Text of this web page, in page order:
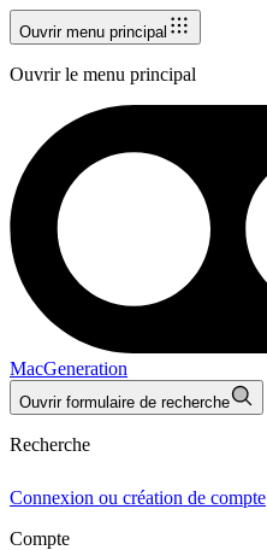
Ouvrir menu principal
Ouvrir le menu principal
MacGeneration
Ouvrir formulaire de recherche
Recherche
Connexion ou création de compte
Compte